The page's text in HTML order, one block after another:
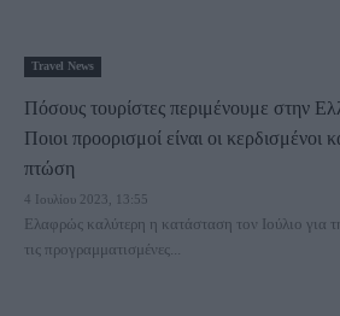
Travel News
Πόσους τουρίστες περιμένουμε στην
Ποιοι προορισμοί είναι οι κερδισμένοι
πτώση
4 Ιουλίου 2023, 13:55
Ελαφρώς καλύτερη η κατάσταση τον Ιούλιο για
τις προγραμματισμένες...